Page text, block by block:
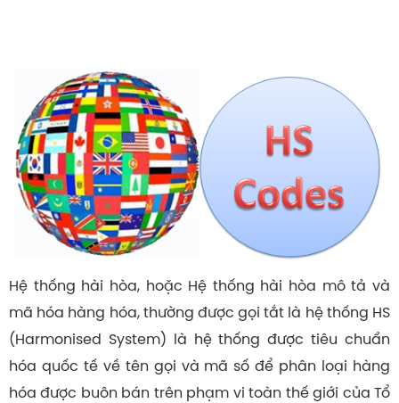
Hệ thống hài hòa, hoặc Hệ thống hài hòa mô tả và
mã hóa hàng hóa, thường được gọi tắt là hệ thống HS
(Harmonised System) là hệ thống được tiêu chuẩn
hóa quốc tế về tên gọi và mã số để phân loại hàng
hóa được buôn bán trên phạm vi toàn thế giới của Tổ